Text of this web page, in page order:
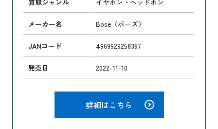
メーカー名 Bose（ボーズ）
JANコード 4969929258397
発売日 2022-11-10
詳細はこちら